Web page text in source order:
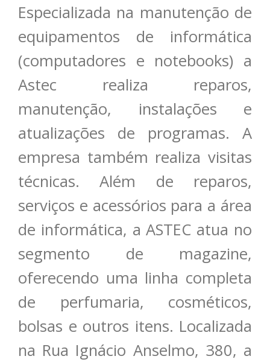
Especializada na manutenção de
equipamentos de informática
(computadores e notebooks) a
Astec realiza reparos,
manutenção, instalações e
atualizações de programas. A
empresa também realiza visitas
técnicas. Além de reparos,
serviços e acessórios para a área
de informática, a ASTEC atua no
segmento de magazine,
oferecendo uma linha completa
de perfumaria, cosméticos,
bolsas e outros itens. Localizada
na Rua Ignácio Anselmo, 380, a